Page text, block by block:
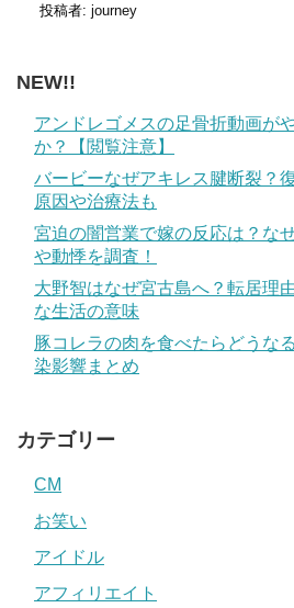
投稿者: journey
NEW!!
アンドレゴメスの足骨折動画が
か？【閲覧注意】
バービーなぜアキレス腱断裂？
原因や治療法も
宮迫の闇営業で嫁の反応は？な
や動悸を調査！
大野智はなぜ宮古島へ？転居理
な生活の意味
豚コレラの肉を食べたらどうな
染影響まとめ
カテゴリー
CM
お笑い
アイドル
アフィリエイト